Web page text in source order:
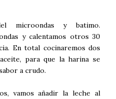
microondas y batimo.
y calentamos otros 30
En total cocinaremos dos
para que la harina se
a crudo.
vamos añadir la leche al